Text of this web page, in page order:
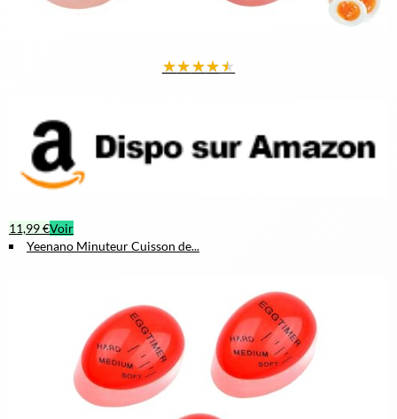
★★★★★
11,99 €Voir
Yeenano Minuteur Cuisson de...